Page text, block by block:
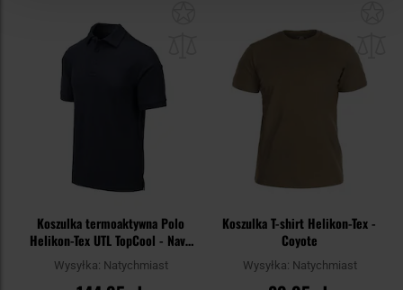
schowka
Koszulka termoaktywna Polo
Helikon-Tex UTL TopCool - Navy
Blue
Wysyłka: Natychmiast
Koszulka T-shirt Helikon-Tex -
Coyote
Wysyłka: Natychmiast